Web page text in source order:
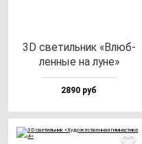
3D све­тиль­ник «Влюб­
лен­ные на лу­не»
2890 руб